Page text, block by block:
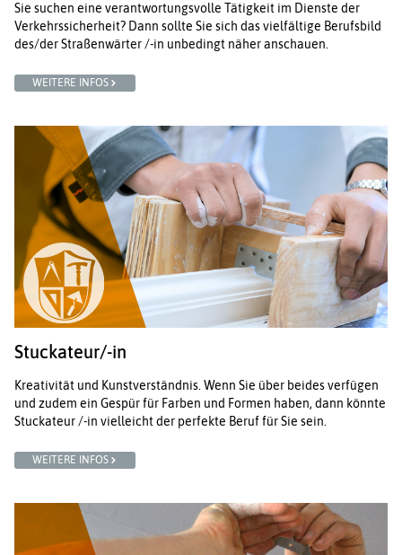
Sie suchen eine verantwortungsvolle Tätigkeit im Dienste der
Verkehrssicherheit? Dann sollte Sie sich das vielfältige Berufsbild
des/der Straßenwärter /-in unbedingt näher anschauen.
WEITERE INFOS
Stuckateur/-in
Kreativität und Kunstverständnis. Wenn Sie über beides verfügen
und zudem ein Gespür für Farben und Formen haben, dann könnte
Stuckateur /-in vielleicht der perfekte Beruf für Sie sein.
WEITERE INFOS